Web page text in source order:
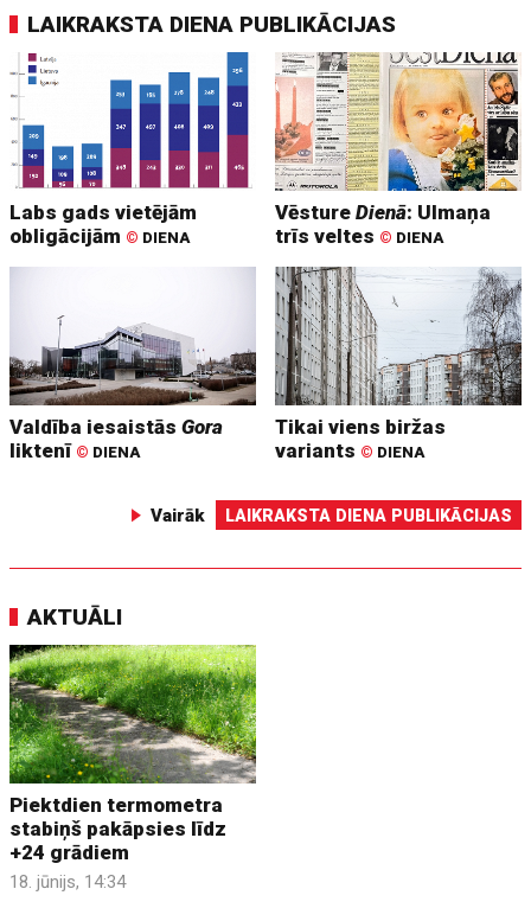
LAIKRAKSTA DIENA PUBLIKĀCIJAS
Labs gads vietējām
obligācijām © DIENA
VēstureDienā: Ulmaņa
trīs veltes © DIENA
Valdība iesaistāsGora
liktenī © DIENA
Tikai viens biržas
variants © DIENA
Vairāk LAIKRAKSTA DIENA PUBLIKĀCIJAS
AKTUĀLI
Piektdien termometra
stabiņš pakāpsies līdz
+24 grādiem
18. jūnijs, 14:34